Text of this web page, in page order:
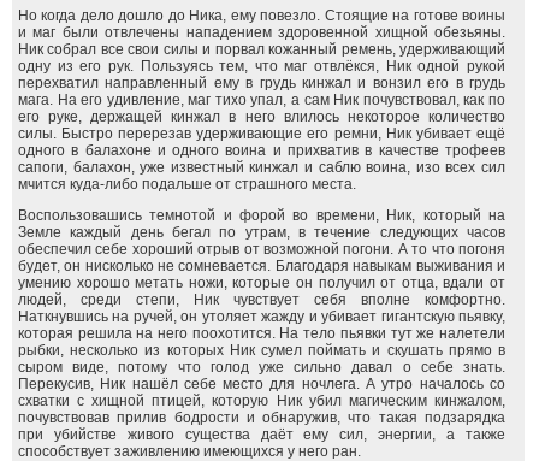
Но когда дело дошло до Ника, ему повезло. Стоящие на готове воины
и маг были отвлечены нападением здоровенной хищной обезьяны.
Ник собрал все свои силы и порвал кожанный ремень, удерживающий
одну из его рук. Пользуясь тем, что маг отвлёкся, Ник одной рукой
перехватил направленный ему в грудь кинжал и вонзил его в грудь
мага. На его удивление, маг тихо упал, а сам Ник почувствовал, как по
его руке, держащей кинжал в него влилось некоторое количество
силы. Быстро перерезав удерживающие его ремни, Ник убивает ещё
одного в балахоне и одного воина и прихватив в качестве трофеев
сапоги, балахон, уже известный кинжал и саблю воина, изо всех сил
мчится куда-либо подальше от страшного места.
Воспользовашись темнотой и форой во времени, Ник, который на
Земле каждый день бегал по утрам, в течение следующих часов
обеспечил себе хороший отрыв от возможной погони. А то что погоня
будет, он нисколько не сомневается. Благодаря навыкам выживания и
умению хорошо метать ножи, которые он получил от отца, вдали от
людей, среди степи, Ник чувствует себя вполне комфортно.
Наткнувшись на ручей, он утоляет жажду и убивает гигантскую пьявку,
которая решила на него поохотится. На тело пьявки тут же налетели
рыбки, несколько из которых Ник сумел поймать и скушать прямо в
сыром виде, потому что голод уже сильно давал о себе знать.
Перекусив, Ник нашёл себе место для ночлега. А утро началось со
схватки с хищной птицей, которую Ник убил магическим кинжалом,
почувствовав прилив бодрости и обнаружив, что такая подзарядка
при убийстве живого существа даёт ему сил, энергии, а также
способствует заживлению имеющихся у него ран.